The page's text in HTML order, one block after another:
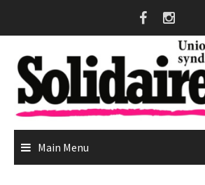
Main Menu